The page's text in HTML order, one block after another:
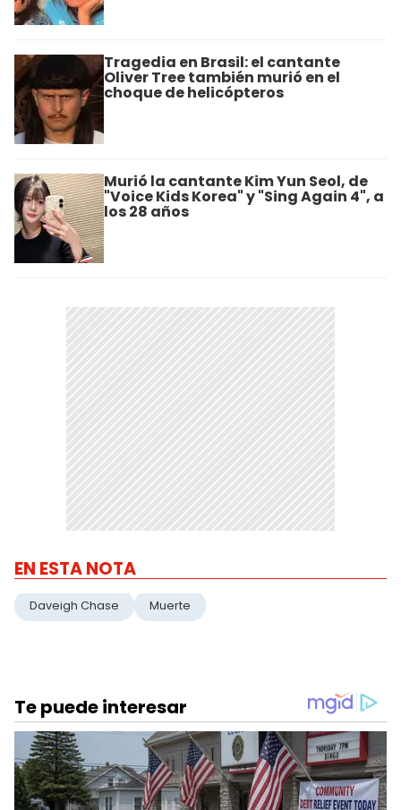
Tragedia en Brasil: el cantante
Oliver Tree también murió en el
choque de helicópteros
Murió la cantante Kim Yun Seol, de
"Voice Kids Korea" y "Sing Again 4", a
los 28 años
EN ESTA NOTA
Daveigh Chase Muerte